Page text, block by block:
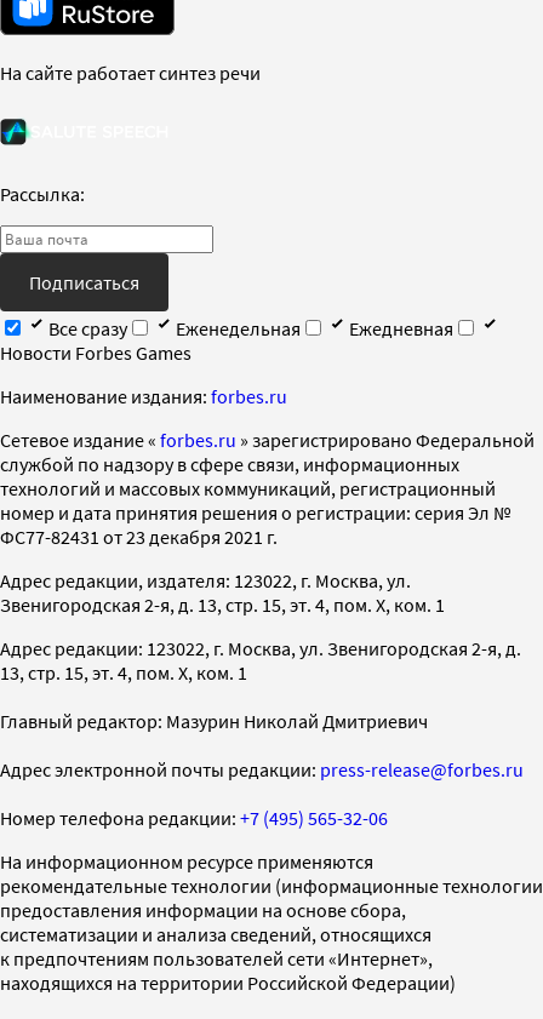
На сайте работает синтез речи
Рассылка:
Подписаться
Все сразу
Еженедельная
Ежедневная
Новости Forbes Games
Наименование издания: forbes.ru
Cетевое издание « forbes.ru » зарегистрировано Федеральной
службой по надзору в сфере связи, информационных
технологий и массовых коммуникаций, регистрационный
номер и дата принятия решения о регистрации: серия Эл №
ФС77-82431 от 23 декабря 2021 г.
Адрес редакции, издателя: 123022, г. Москва, ул.
Звенигородская 2-я, д. 13, стр. 15, эт. 4, пом. X, ком. 1
Адрес редакции: 123022, г. Москва, ул. Звенигородская 2-я, д.
13, стр. 15, эт. 4, пом. X, ком. 1
Главный редактор: Мазурин Николай Дмитриевич
Адрес электронной почты редакции: press-release@forbes.ru
Номер телефона редакции: +7 (495) 565-32-06
На информационном ресурсе применяются
рекомендательные технологии (информационные технологии
предоставления информации на основе сбора,
систематизации и анализа сведений, относящихся
к предпочтениям пользователей сети «Интернет»,
находящихся на территории Российской Федерации)